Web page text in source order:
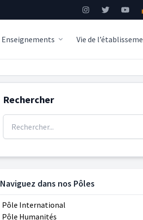
InstagramTwitter
Enseignements Vie de
Rechercher
Naviguez dans nos Pôles
Pôle International
Pôle Humanités